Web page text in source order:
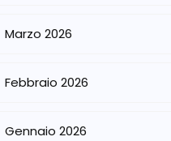
Marzo 2026
Febbraio 2026
Gennaio 2026